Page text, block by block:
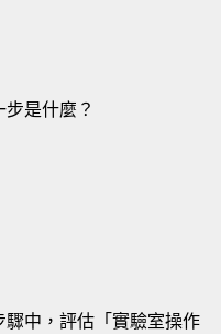
是什麼？
中，評估「實驗室操作